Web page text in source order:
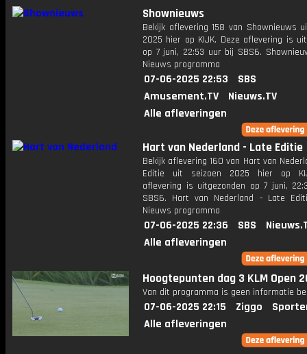
Shownieuws
Bekijk aflevering 158 van Shownieuws
2025 hier op KIJK. Deze aflevering is
op 7 juni, 22:53 uur bij SBS6.
Nieuws programma
07-06-2025 22:53
SBS
Amusement.TV
Nieuws.TV
Alle afleveringen
Hart van Nederland - Late Editie
Bekijk aflevering 160 van Hart van
Editie uit seizoen 2025 hier op
aflevering is uitgezonden op 7 juni,
SBS6. Hart van Nederland - Late
Nieuws programma
07-06-2025 22:36 SBS
Alle afleveringen
Hoogtepunten dag 3 KLM Open
Van dit programma is geen informatie
07-06-2025 22:15 Ziggo
Alle afleveringen